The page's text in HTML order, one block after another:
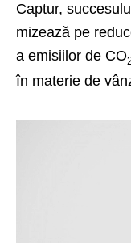
Captur,
mizează pe
a emisiilor de CO
în materie de